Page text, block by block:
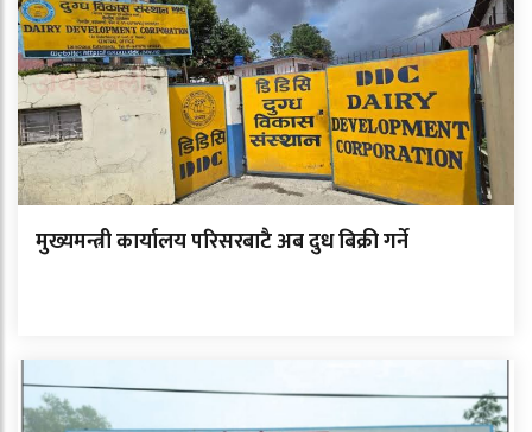
मुख्यमन्त्री कार्यालय परिसरबाटै अब दुध बिक्री गर्ने